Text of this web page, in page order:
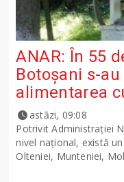
ANAR: În 55
Botoșani s-
alimentarea
astăzi, 09:08
Potrivit Administraţiei
nivel naţional, există
Olteniei, Munteniei,